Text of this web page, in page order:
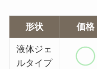
形状 価格
液体ジェ
ルタイプ